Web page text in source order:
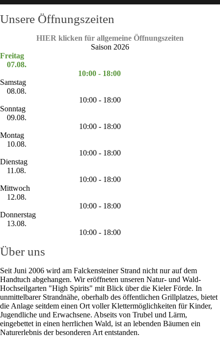
Unsere Öffnungszeiten
HIER klicken für allgemeine Öffnungszeiten
Saison 2026
Freitag
07.08.
10:00 - 18:00
Samstag
08.08.
10:00 - 18:00
Sonntag
09.08.
10:00 - 18:00
Montag
10.08.
10:00 - 18:00
Dienstag
11.08.
10:00 - 18:00
Mittwoch
12.08.
10:00 - 18:00
Donnerstag
13.08.
10:00 - 18:00
Über uns
Seit Juni 2006 wird am Falckensteiner Strand nicht nur auf dem
Handtuch abgehangen. Wir eröffneten unseren Natur- und Wald-
Hochseilgarten "High Spirits" mit Blick über die Kieler Förde. In
unmittelbarer Strandnähe, oberhalb des öffentlichen Grillplatzes, bietet
die Anlage seitdem einen Ort voller Klettermöglichkeiten für Kinder,
Jugendliche und Erwachsene. Abseits von Trubel und Lärm,
eingebettet in einen herrlichen Wald, ist an lebenden Bäumen ein
Naturerlebnis der besonderen Art entstanden.